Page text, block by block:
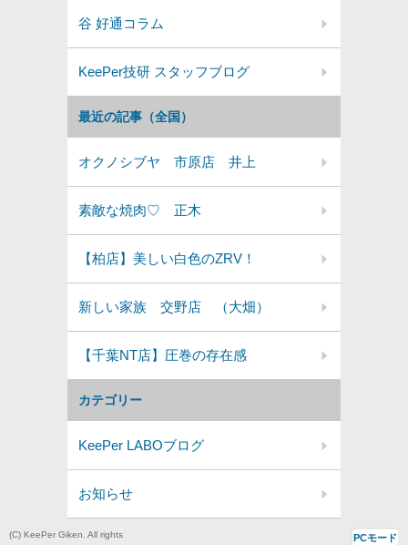
カテゴリー
KeePer LABOブログ
お知らせ
最近の記事（全国）
オクノシブヤ 市原店 井上
素敵な焼肉♡ 正木
【柏店】美しい白色のZRV！
新しい家族 交野店 （大畑）
【千葉NT店】圧巻の存在感
谷 好通コラム
KeePer技研 スタッフブログ
(C) KeePer Giken. All rights
PCモード